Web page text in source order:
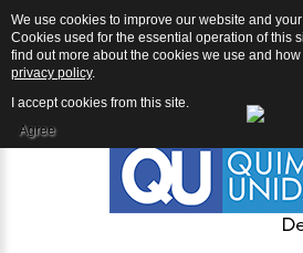
We use cookies to improve our website and
Cookies used for the essential operation of this
find out more about the cookies we use and
privacy policy.
I accept cookies from this site.
Agree
QU | Productos